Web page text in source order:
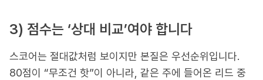
3) 점수는 ‘상대 비교’여야 합니다
스코어는 절대값처럼 보이지만 본질은 우선순위입니다.
80점이 “무조건 핫”이 아니라, 같은 주에 들어온 리드 중